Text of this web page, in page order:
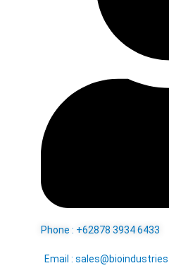
Phone : +62878 3934 6433
Email :